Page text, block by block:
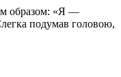
образом: «Я —
подумав головою,